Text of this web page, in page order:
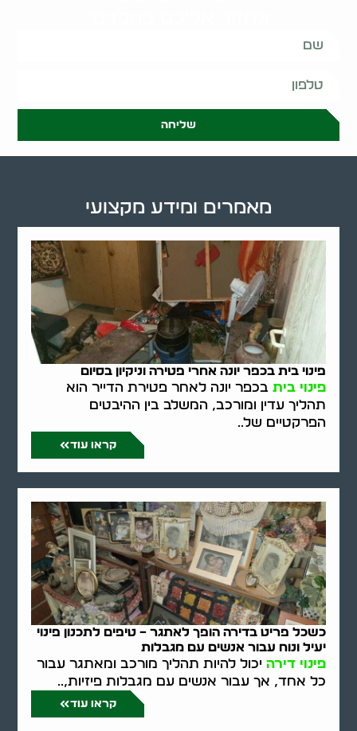
שליחה
פינוי בית בכפר יונה אחרי פטירה וניקיון בסיום
פינוי בית בכפר יונה לאחר פטירת הדייר הוא
תהליך עדין ומורכב, המשלב בין ההיבטים
הפרקטיים של..
קראו עוד
כשכל פריט בדירה הופך לאתגר – טיפים לתכנון פינוי
יעיל ונוח עבור אנשים עם מגבלות
פינוי דירה יכול להיות תהליך מורכב ומאתגר עבור
כל אחד, אך עבור אנשים עם מגבלות פיזיות,..
קראו עוד
מאמרים ומידע מקצועי